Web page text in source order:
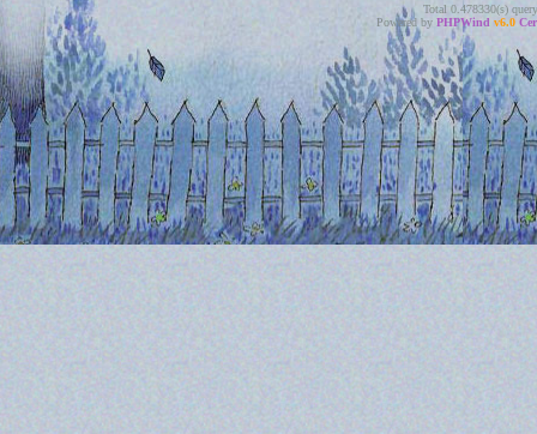
Total 0.478330(s)
Powered by PHPWind v6.0